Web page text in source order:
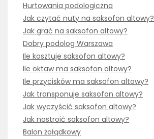
Hurtowania podologiczna
Jak czytać nuty na saksofon altowy?
Jak grać na saksofon altowy?
Dobry podolog Warszawa
Ile kosztuje saksofon altowy?
Ile oktaw ma saksofon altowy?
Ile przycisków ma saksofon altowy?
Jak transponuje saksofon altowy?
Jak wyczyścić saksofon altowy?
Jak nastroić saksofon altowy?
Balon żołądkowy